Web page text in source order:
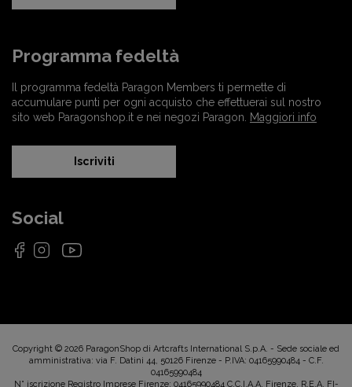
Programma fedeltà
Il programma fedeltà Paragon Members ti permette di
accumulare punti per ogni acquisto che effettuerai sul nostro
sito web Paragonshop.it e nei negozi Paragon.
Maggiori info
Iscriviti
Social
Copyright © 2026 ParagonShop di Artcrafts International S.p.A. - Sede sociale ed
amministrativa: via F. Datini 44, 50126 Firenze - P.IVA: 04165990484 - C.F.
04165990484
N° iscrizione Registro Imprese Firenze: 04165990484 C.C.I.A.A. Firenze, R.E.A. FI-